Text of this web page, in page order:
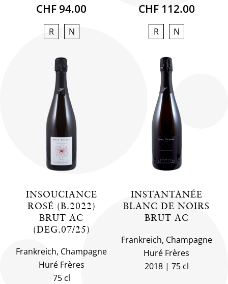
CHF 94.00
R N
CHF 112.00
R N
INSOUCIANCE
ROSÉ (B.2022)
BRUT AC
(DEG.07/25)
Frankreich, Champagne
Huré Frères
75 cl
INSTANTANÉE
BLANC DE NOIRS
BRUT AC
Frankreich, Champagne
Huré Frères
2018
75 cl